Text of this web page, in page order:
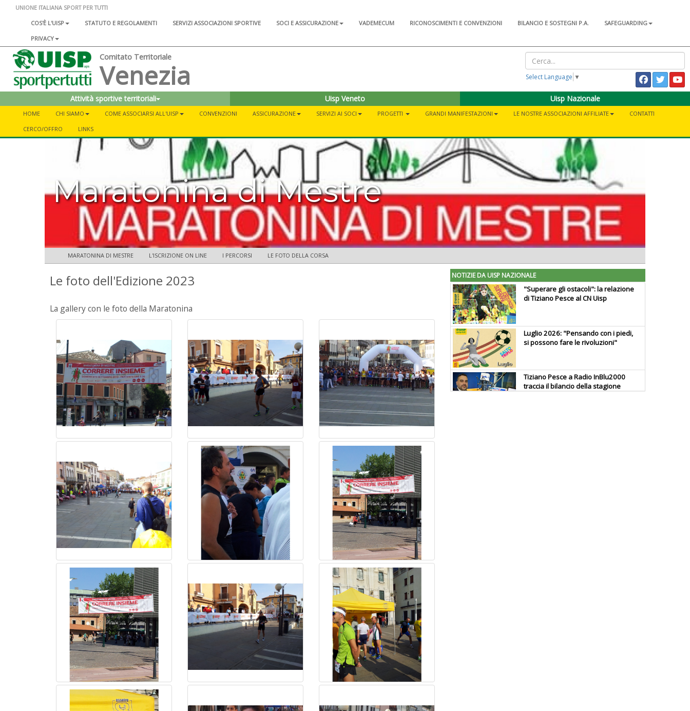
UNIONE ITALIANA SPORT PER TUTTI
COS'È L'UISP
STATUTO E REGOLAMENTI SERVIZI ASSOCIAZIONI SPORTIVE SOCI E ASSICURAZIONE VADEMECUM RICONOSCIMENTI E CONVENZIONI BILANCIO E SOSTEGNI P.A.
SAFEGUARDING
PRIVACY
Comitato Territoriale
Venezia Select Language ▼
Attività sportive territoriali Uisp Veneto Uisp Nazionale
HOME CHI SIAMO COME ASSOCIARSI ALL'UISP CONVENZIONI ASSICURAZIONE SERVIZI AI SOCI PROGETTI GRANDI MANIFESTAZIONI LE NOSTRE ASSOCIAZIONI AFFILIATE
CONTATTI
CERCO/OFFRO
LINKS
Maratonina di Mestre
MARATONINA DI MESTRE L'ISCRIZIONE ON LINE I PERCORSI LE FOTO DELLA CORSA
Le foto dell'Edizione 2023
La gallery con le foto della Maratonina
NOTIZIE DA UISP NAZIONALE
"Superare gli ostacoli": la relazione
di Tiziano Pesce al CN Uisp
Luglio 2026: "Pensando con i piedi,
si possono fare le rivoluzioni"
Tiziano Pesce a Radio InBlu2000
traccia il bilancio della stagione